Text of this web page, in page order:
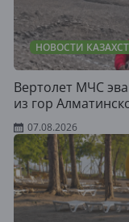
НОВОСТИ
Вертолет МЧС
из гор
07.08.2026